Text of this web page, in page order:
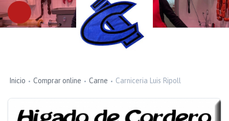
Inicio Comprar online Carne Carniceria Luis Ripoll